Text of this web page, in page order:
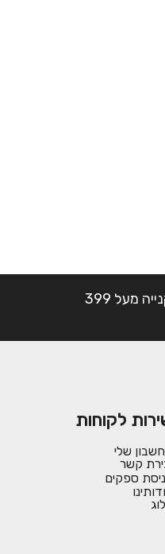
שליח עד הבית חינם בקנייה מעל 399
לקוחות
שלי
קשר
ספקים